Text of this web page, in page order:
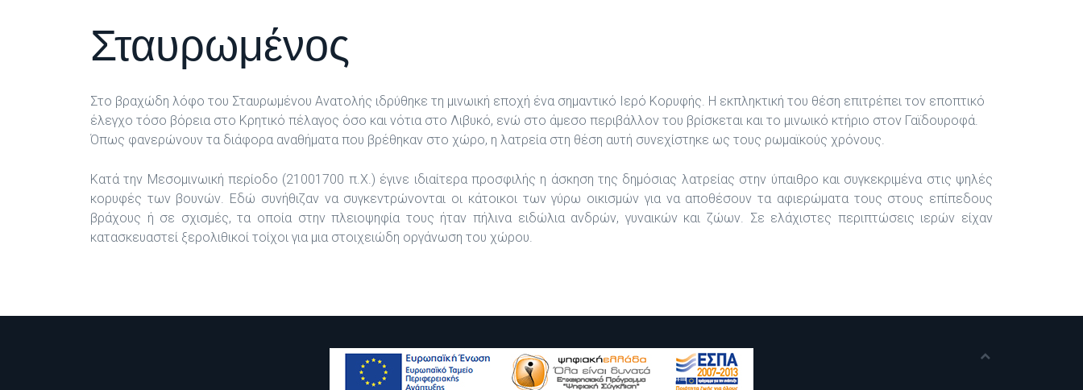
Σταυρωμένος
Στο βραχώδη λόφο του Σταυρωμένου Ανατολής ιδρύθηκε τη μινωική εποχή ένα σημαντικό Ιερό Κορυφής. Η εκπληκτική του θέση επιτρέπει τον εποπτικό
έλεγχο τόσο βόρεια στο Κρητικό πέλαγος όσο και νότια στο Λιβυκό, ενώ στο άμεσο περιβάλλον του βρίσκεται και το μινωικό κτήριο στον Γαϊδουροφά.
Όπως φανερώνουν τα διάφορα αναθήματα που βρέθηκαν στο χώρο, η λατρεία στη θέση αυτή συνεχίστηκε ως τους ρωμαϊκούς χρόνους.
Κατά την Μεσομινωική περίοδο (21001700 π.Χ.) έγινε ιδιαίτερα προσφιλής η άσκηση της δημόσιας λατρείας στην ύπαιθρο και συγκεκριμένα στις ψηλές
κορυφές των βουνών. Εδώ συνήθιζαν να συγκεντρώνονται οι κάτοικοι των γύρω οικισμών για να αποθέσουν τα αφιερώματα τους στους επίπεδους
βράχους ή σε σχισμές, τα οποία στην πλειοψηφία τους ήταν πήλινα ειδώλια ανδρών, γυναικών και ζώων. Σε ελάχιστες περιπτώσεις ιερών είχαν
κατασκευαστεί ξερολιθικοί τοίχοι για μια στοιχειώδη οργάνωση του χώρου.